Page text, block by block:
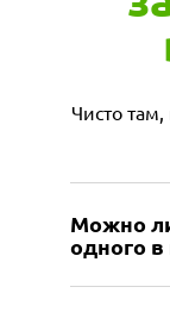
Чисто там,
Можно
одного в